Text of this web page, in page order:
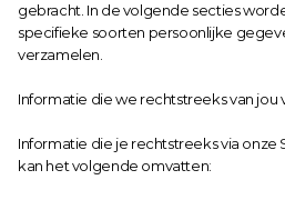
gebracht. In de volgende secties
specifieke soorten persoonlijke
verzamelen.
Informatie die we rechtstreeks van jou
Informatie die je rechtstreeks via onze
kan het volgende omvatten: